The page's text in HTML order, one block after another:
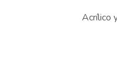
Acrílico